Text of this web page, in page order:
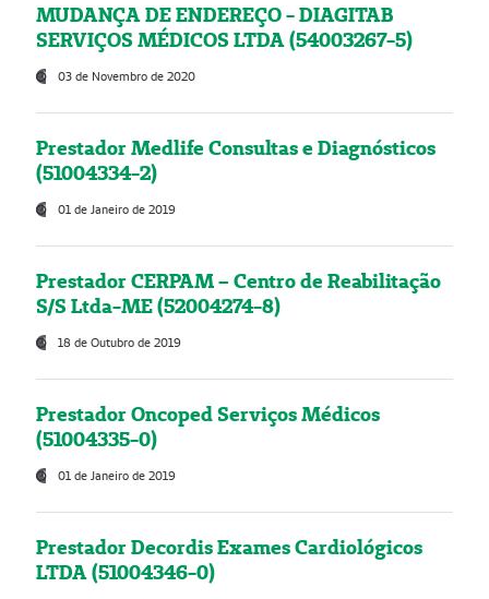
MUDANÇA DE ENDEREÇO - DIAGITAB
SERVIÇOS MÉDICOS LTDA (54003267-5)
03 de Novembro de 2020
Prestador Medlife Consultas e Diagnósticos
(51004334-2)
01 de Janeiro de 2019
Prestador CERPAM – Centro de Reabilitação
S/S Ltda-ME (52004274-8)
18 de Outubro de 2019
Prestador Oncoped Serviços Médicos
(51004335-0)
01 de Janeiro de 2019
Prestador Decordis Exames Cardiológicos
LTDA (51004346-0)